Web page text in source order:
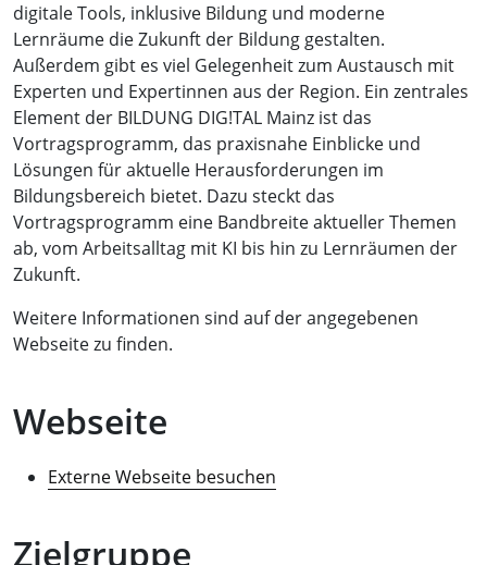
digitale Tools, inklusive Bildung und moderne
Lernräume die Zukunft der Bildung gestalten.
Außerdem gibt es viel Gelegenheit zum Austausch mit
Experten und Expertinnen aus der Region. Ein zentrales
Element der BILDUNG DIG!TAL Mainz ist das
Vortragsprogramm, das praxisnahe Einblicke und
Lösungen für aktuelle Herausforderungen im
Bildungsbereich bietet. Dazu steckt das
Vortragsprogramm eine Bandbreite aktueller Themen
ab, vom Arbeitsalltag mit KI bis hin zu Lernräumen der
Zukunft.
Weitere Informationen sind auf der angegebenen
Webseite zu finden.
Webseite
Externe Webseite besuchen
Zielgruppe